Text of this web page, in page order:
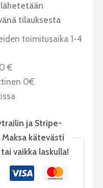
tilauksesta
toimitusaika 1-4
€
0€
ja Stripe-
kätevästi
vaikka laskulla!